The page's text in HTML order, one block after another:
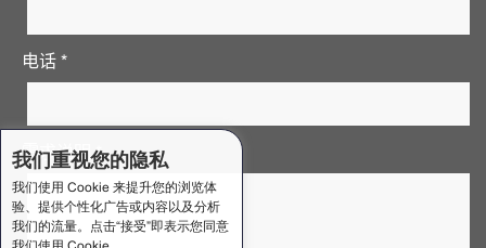
我们重视您的隐私
我们使用 Cookie 来提升您的浏览体
验、提供个性化广告或内容以及分析
我们的流量。点击“接受”即表示您同意
电话 *
需求说明 *